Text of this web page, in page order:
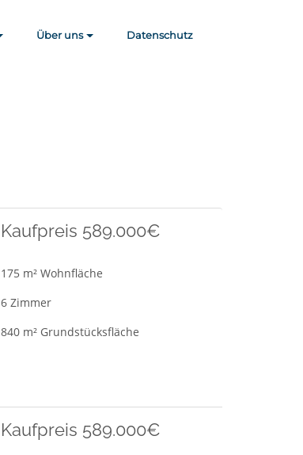
Über uns Datenschutz
Kaufpreis 589.000€
175 m² Wohnfläche
6 Zimmer
840 m² Grundstücksfläche
Kaufpreis 589.000€